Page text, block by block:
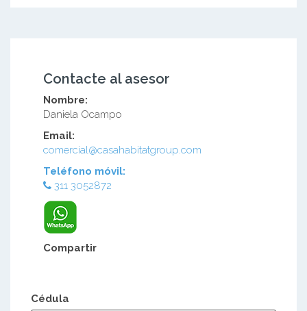
Contacte al asesor
Nombre:
Daniela Ocampo
Email:
comercial@casahabitatgroup.com
Teléfono móvil:
311 3052872
Compartir
Cédula